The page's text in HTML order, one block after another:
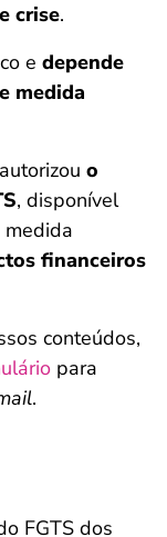
crise.
e depende
medida
o
, disponível
medida
financeiros
conteúdos,
para
.
FGTS dos